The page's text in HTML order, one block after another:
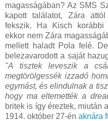
magasságában? Az SMS
kapott találatot, Zára
fekszik. Ha Kisch
ekkor nem Zára
mellett haladt Pola felé.
belezavarodott a saját
"A tisztek leveszik a
megtörölgessék izzadó
egymást, és elindulnak a
hogy ma eltemették a
britek is így éreztek, miután
1914. október 27-énaknára